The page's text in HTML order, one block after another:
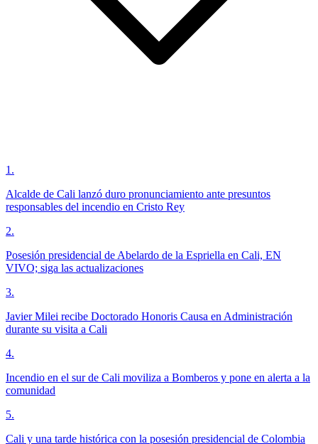
1 .
Alcalde de Cali lanzó duro pronunciamiento ante presuntos
responsables del incendio en Cristo Rey
2.
Posesión presidencial de Abelardo de la Espriella en Cali, EN
VIVO; siga las actualizaciones
3.
Javier Milei recibe Doctorado Honoris Causa en Administración
durante su visita a Cali
4.
Incendio en el sur de Cali moviliza a Bomberos y pone en alerta a la
comunidad
5.
Cali y una tarde histórica con la posesión presidencial de Colombia